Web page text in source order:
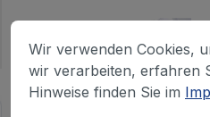
Wir verwenden Cookies,
wir verarbeiten, erfahren
Hinweise finden Sie im